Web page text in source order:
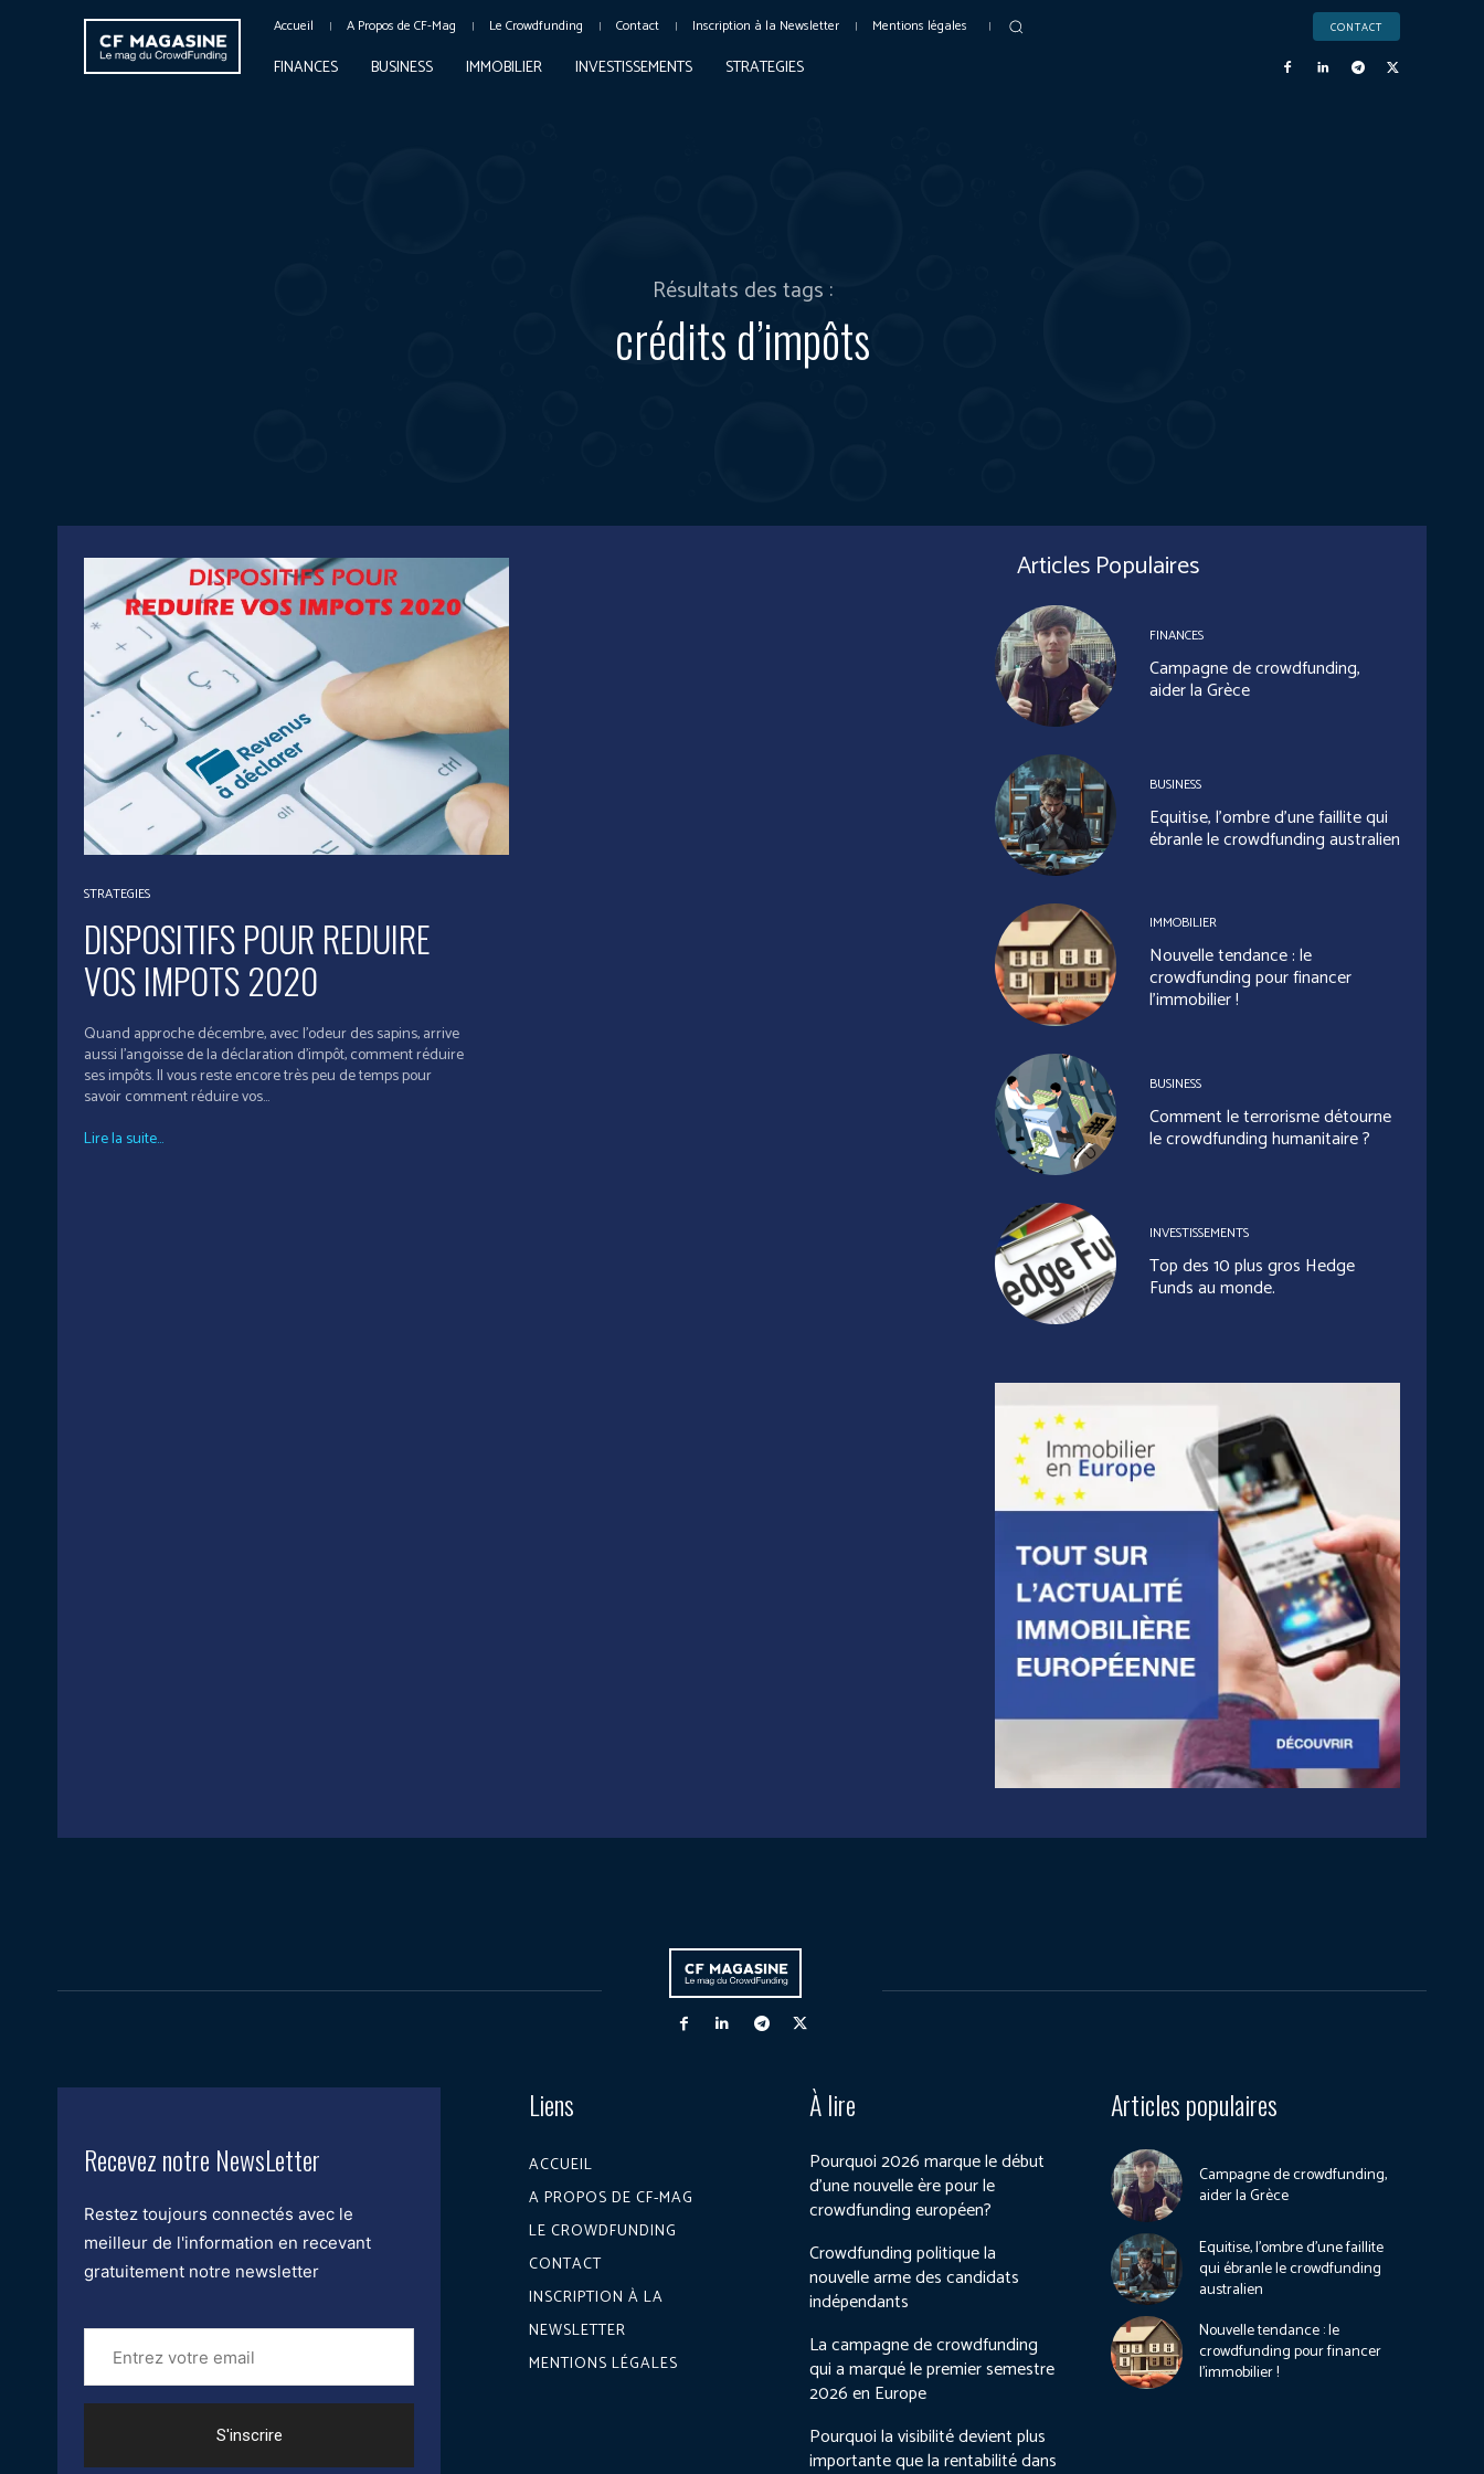
Accueil A Propos de CF-Mag Le Crowdfunding Contact Inscription à la Newsletter Mentions légales CONTACT
FINANCES BUSINESS IMMOBILIER INVESTISSEMENTS STRATEGIES
Résultats des tags :
crédits d’impôts
STRATEGIES
DISPOSITIFS POUR REDUIRE
VOS IMPOTS 2020
Quand approche décembre, avec l’odeur des sapins, arrive
aussi l’angoisse de la déclaration d’impôt, comment réduire
ses impôts. Il vous reste encore très peu de temps pour
savoir comment réduire vos...
Lire la suite...
Articles Populaires
FINANCES
Campagne de crowdfunding,
aider la Grèce
BUSINESS
Equitise, l’ombre d’une faillite qui
ébranle le crowdfunding australien
IMMOBILIER
Nouvelle tendance : le
crowdfunding pour financer
l’immobilier !
BUSINESS
Comment le terrorisme détourne
le crowdfunding humanitaire ?
INVESTISSEMENTS
Top des 10 plus gros Hedge
Funds au monde.
Recevez notre NewsLetter
Restez toujours connectés avec le
meilleur de l'information en recevant
gratuitement notre newsletter
Entrez
votre
email
Liens
ACCUEIL
A PROPOS DE CF-MAG
LE CROWDFUNDING
CONTACT
INSCRIPTION À LA
NEWSLETTER
MENTIONS LÉGALES
À lire
Pourquoi 2026 marque le début
d’une nouvelle ère pour le
crowdfunding européen?
Crowdfunding politique la
nouvelle arme des candidats
indépendants
La campagne de crowdfunding
qui a marqué le premier semestre
2026 en Europe
Pourquoi la visibilité devient plus
importante que la rentabilité dans
Articles populaires
Campagne de crowdfunding,
aider la Grèce
Equitise, l’ombre d’une faillite
qui ébranle le crowdfunding
australien
Nouvelle tendance : le
crowdfunding pour financer
l’immobilier !